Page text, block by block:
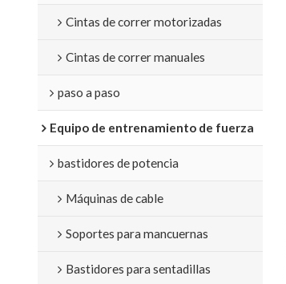
Cintas de correr motorizadas
Cintas de correr manuales
paso a paso
Equipo de entrenamiento de fuerza
bastidores de potencia
Máquinas de cable
Soportes para mancuernas
Bastidores para sentadillas